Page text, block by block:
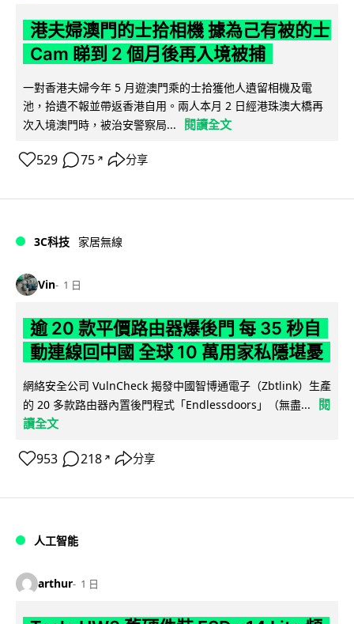
港夫婦澳門的士拾相機 據為己有被的士
Cam 睇到 2 個月後再入境被捕
一對香港夫婦今年 5 月遊澳門乘的士拾獲他人遺留相機及電
池，拾遺不報並帶返香港自用。兩人本月 2 日經港珠澳大橋再
次入境澳門時，被治安警察局...
閱讀全文
529 75 ↗ 分享
3C科技 家居無線
Vin 1 日
逾 20 款平價路由器爆後門 每 35 秒自
動連線回中國 全球 10 萬用家私隱堪憂
網絡安全公司 VulnCheck 揭發中國智博通電子（Zbtlink）生產
的 20 多款路由器內置後門程式「Endlessdoors」（無盡...
閱
讀全文
953 218 ↗ 分享
人工智能
arthur 1 日